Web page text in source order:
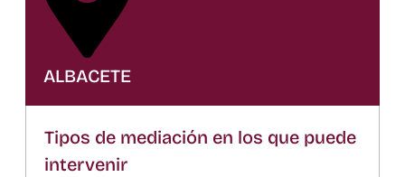
ALBACETE
Tipos de mediación en los que puede
intervenir